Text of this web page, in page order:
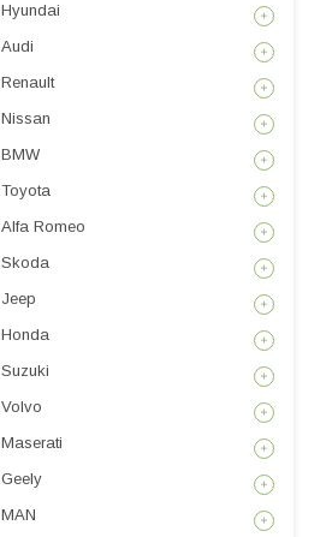
Hyundai
Audi
Renault
Nissan
BMW
Toyota
Alfa Romeo
Skoda
Jeep
Honda
Suzuki
Volvo
Maserati
Geely
MAN